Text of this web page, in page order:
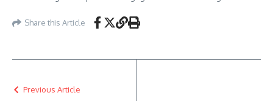
Share this Article
Previous Article